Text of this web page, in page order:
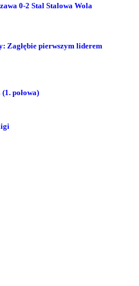
0-2 Stal Stalowa Wola
Zagłębie pierwszym liderem
połowa)